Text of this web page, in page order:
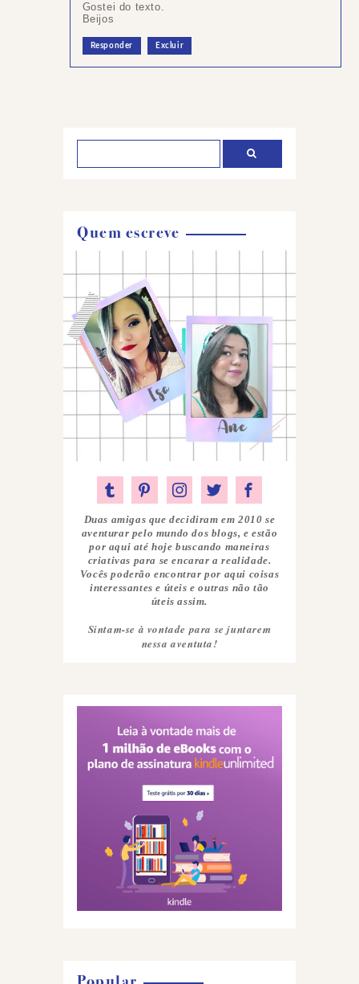
Gostei do texto.
Beijos
Responder Excluir
Quem escreve
Duas amigas que decidiram em 2010 se
aventurar pelo mundo dos blogs, e estão
por aqui até hoje buscando maneiras
criativas para se encarar a realidade.
Vocês poderão encontrar por aqui coisas
interessantes e úteis e outras não tão
úteis assim.
Sintam-se à vontade para se juntarem
nessa aventuta!